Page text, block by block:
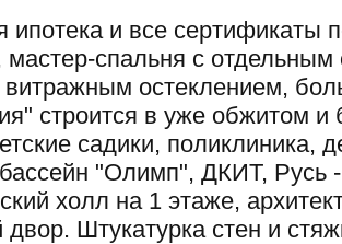
ипотека и все сертификаты
мастер-спальня с
остеклением,
строится в уже обжитом и
садики, поликлиника,
"Олимп", ДКИТ, Русь
холл на 1 этаже,
Штукатурка стен и